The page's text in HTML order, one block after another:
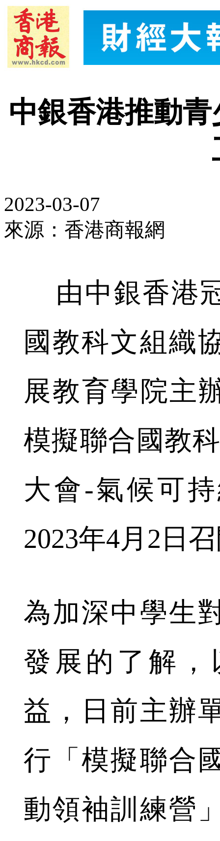
中銀香港推動
2023-03-07
來源：香港商報網
由中銀香港
國教科文組織
展教育學院主
模擬聯合國教
大會-氣候可
2023年4月2日
為加深中學生
發展的了解
益，日前主辦
行「模擬聯合
動領袖訓練營